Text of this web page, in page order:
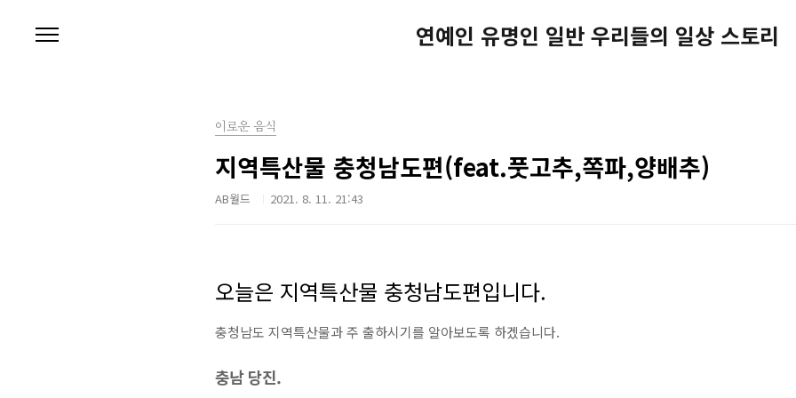
연예인 유명인 일반 우리들의 일상 스토리
이로운 음식
지역특산물 충청남도편(feat.풋고추,쪽파,양배추)
AB월드 2021. 8. 11. 21:43
오늘은 지역특산물 충청남도편입니다.
충청남도 지역특산물과 주 출하시기를 알아보도록 하겠습니다.
충남 당진.